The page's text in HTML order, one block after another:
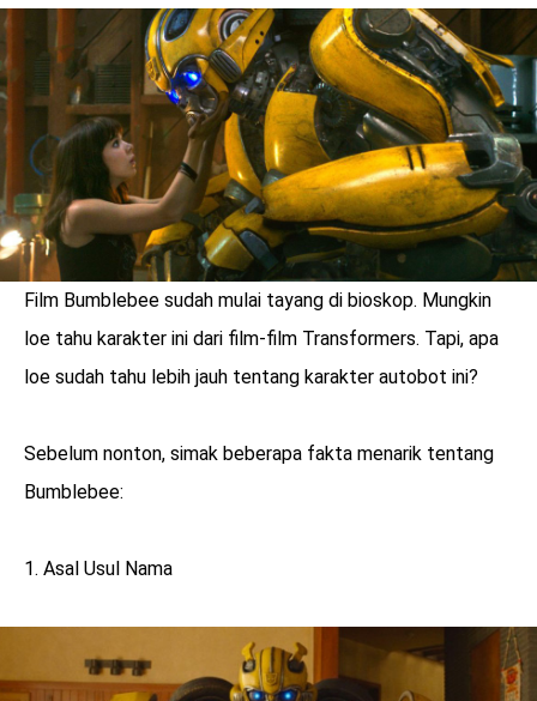
LOGIN
Film Bumblebee sudah mulai tayang di bioskop. Mungkin
loe tahu karakter ini dari film-film Transformers. Tapi, apa
loe sudah tahu lebih jauh tentang karakter autobot ini?
Sebelum nonton, simak beberapa fakta menarik tentang
Bumblebee:
1. Asal Usul Nama